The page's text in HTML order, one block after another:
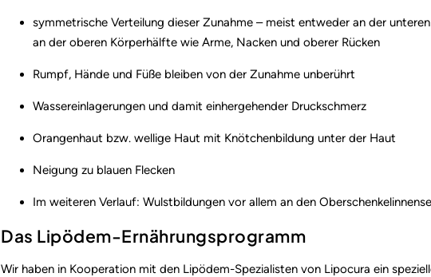
symmetrische Verteilung dieser Zunahme – meist entweder an der
an der oberen Körperhälfte wie Arme, Nacken und oberer Rücken
Rumpf, Hände und Füße bleiben von der Zunahme unberührt
Wassereinlagerungen und damit einhergehender Druckschmerz
Orangenhaut bzw. wellige Haut mit Knötchenbildung unter der Haut
Neigung zu blauen Flecken
Im weiteren Verlauf: Wulstbildungen vor allem an den
Das Lipödem-Ernährungsprogramm
Wir haben in Kooperation mit den Lipödem-Spezialisten von Lipocura ein